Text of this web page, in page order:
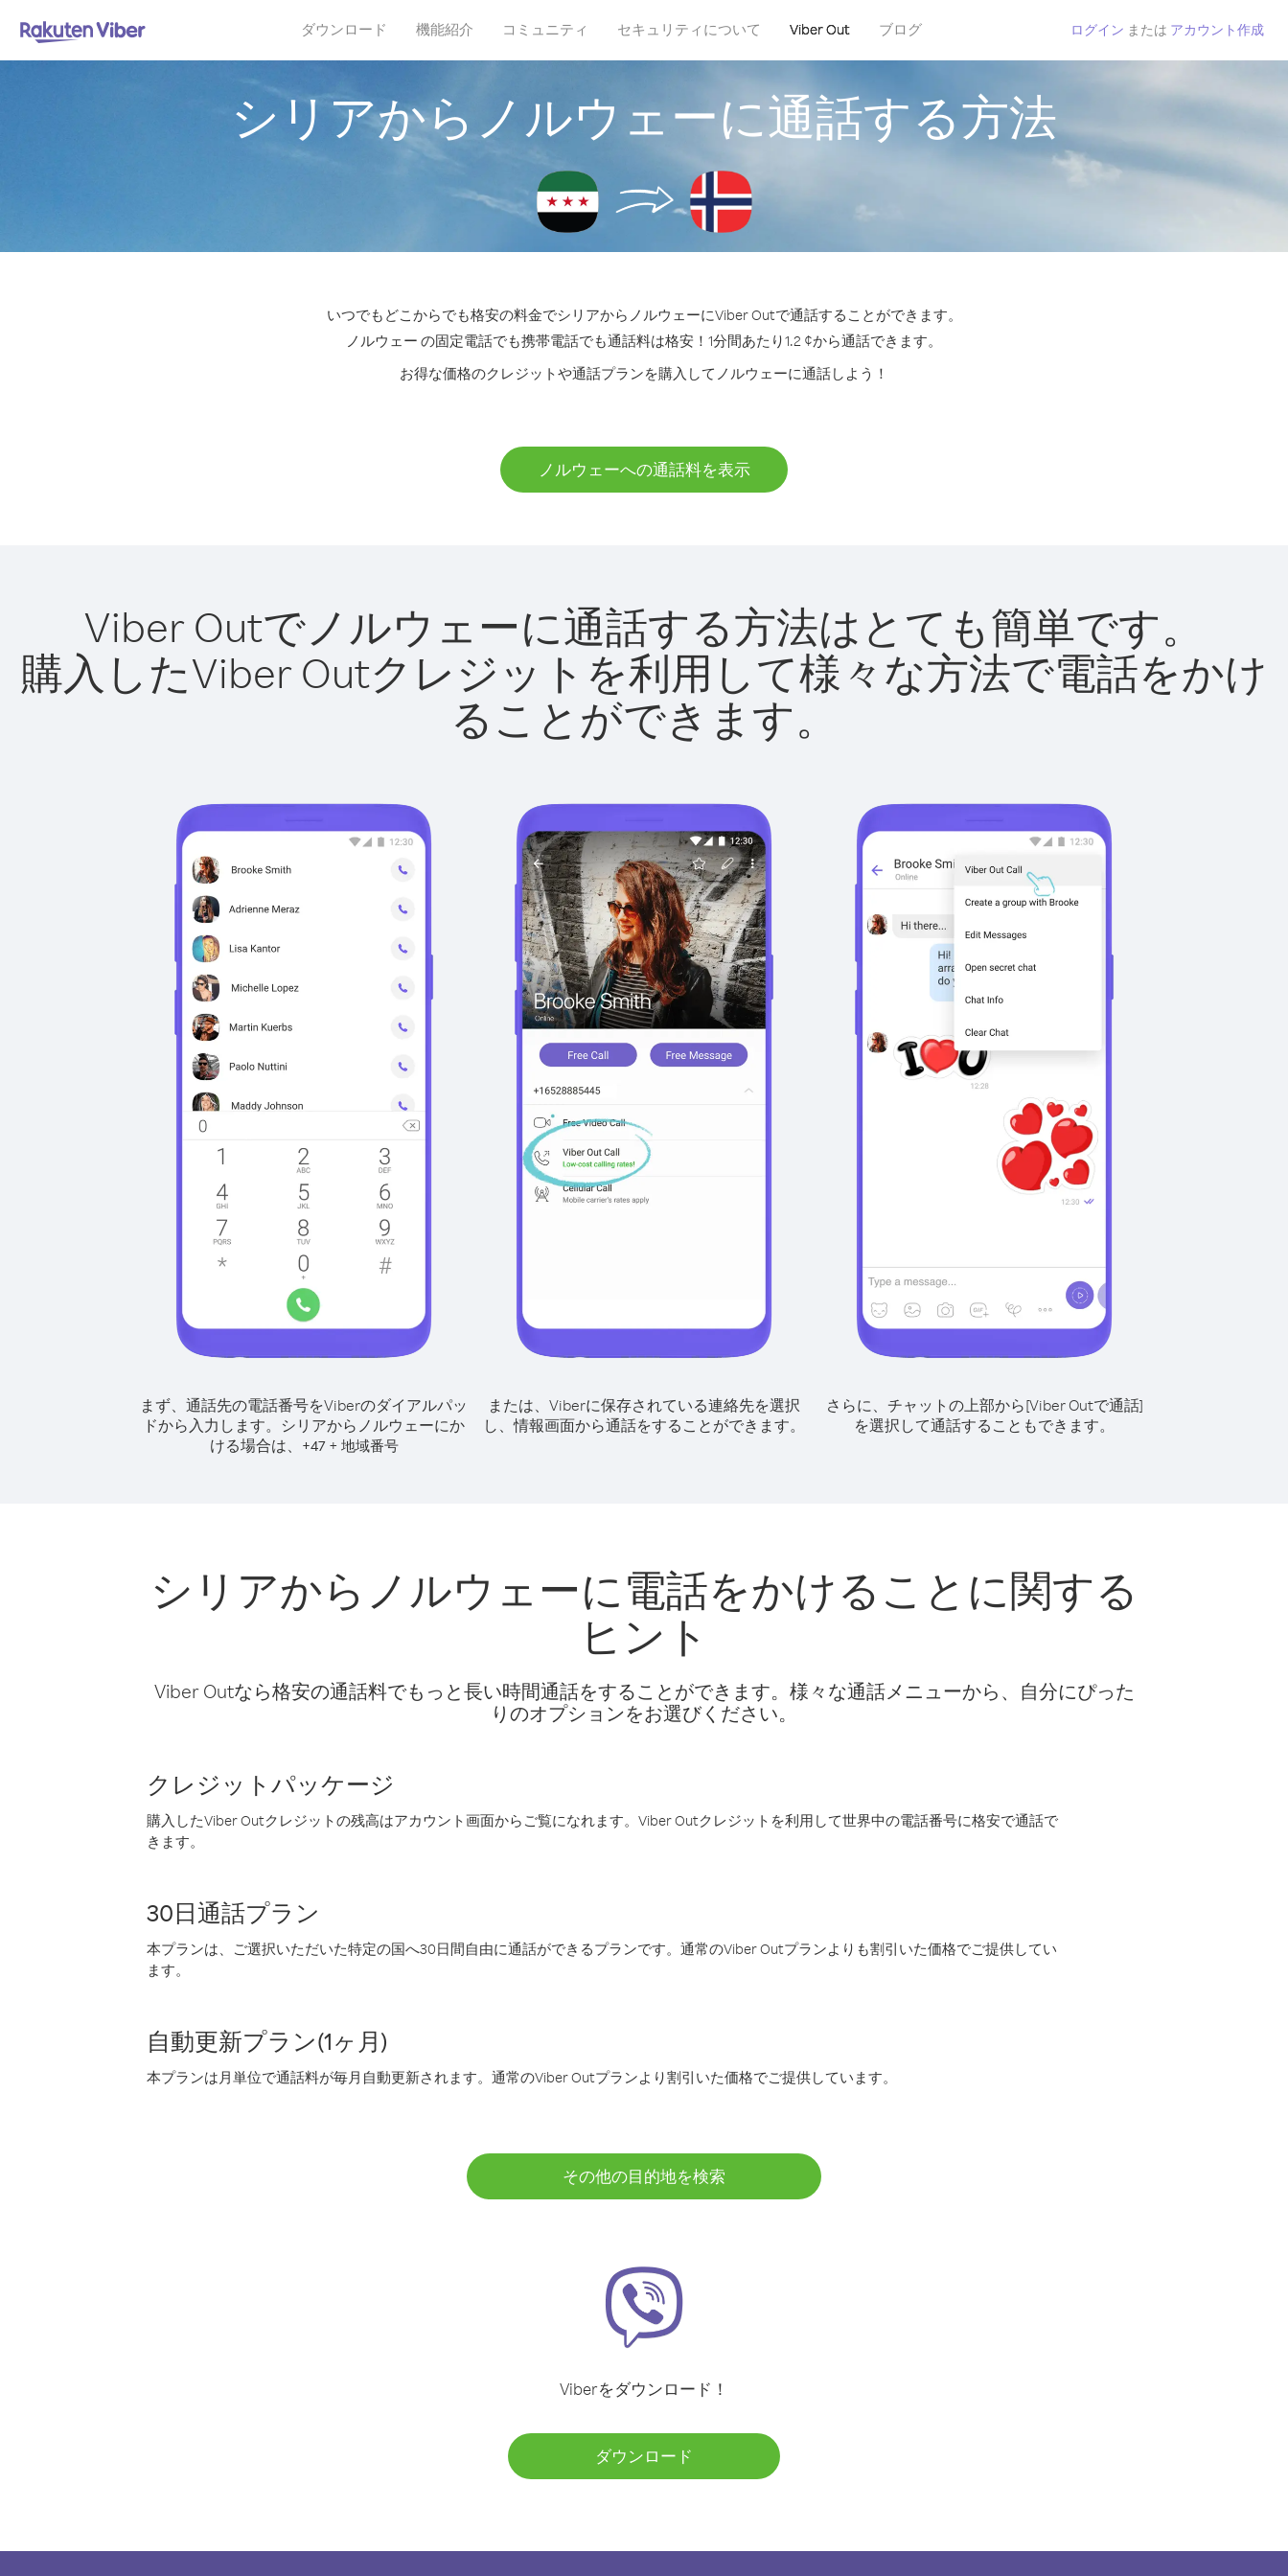
ダウンロード 機能紹介 コミュニティ セキュリティについて Viber Out ブログ ログイン または アカウント作成
シリアからノルウェーに通話する方法
いつでもどこからでも格安の料金でシリアからノルウェーにViber Outで通話することができます。
ノルウェー の固定電話でも携帯電話でも通話料は格安！1分間あたり1.2 ¢から通話できます。
お得な価格のクレジットや通話プランを購入してノルウェーに通話しよう！
ノルウェーへの通話料を表示
Viber Outでノルウェーに通話する方法はとても簡単です。
購入したViber Outクレジットを利用して様々な方法で電話をかけ
ることができます。
まず、通話先の電話番号をViberのダイアルパッ
ドから入力します。 シリアからノルウェーにか
ける場合は、
+47+ 地域番号
または、Viberに保存されている連絡先を選択
し、情報画面から通話をすることができます。
さらに、チャットの上部から[Viber Outで通話]
を選択して通話することもできます。
シリアからノルウェーに電話をかけることに関する
ヒント
Viber Outなら格安の通話料でもっと長い時間通話をすることができます。様々な通話メニューから、自分にぴった
りのオプションをお選びください。
クレジットパッケージ
購入したViber Outクレジットの残高はアカウント画面からご覧になれます。Viber Outクレジットを利用して世界中の電話番号に格安で通話で
きます。
30日通話プラン
本プランは、ご選択いただいた特定の国へ30日間自由に通話ができるプランです。通常のViber Outプランよりも割引いた価格でご提供してい
ます。
自動更新プラン(1ヶ月)
本プランは月単位で通話料が毎月自動更新されます。通常のViber Outプランより割引いた価格でご提供しています。
その他の目的地を検索
Viberをダウンロード！
ダウンロード